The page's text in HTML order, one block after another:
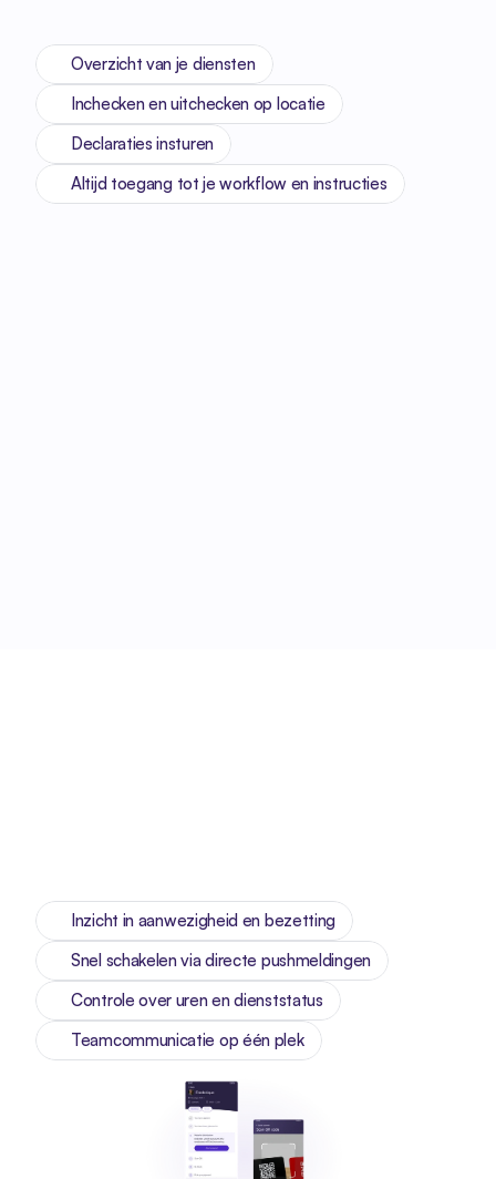
Overzicht van je diensten
Inchecken en uitchecken op locatie
Declaraties insturen
Altijd toegang tot je workflow en instructies
Inzicht in aanwezigheid en bezetting
Snel schakelen via directe pushmeldingen
Controle over uren en dienststatus
Teamcommunicatie op één plek